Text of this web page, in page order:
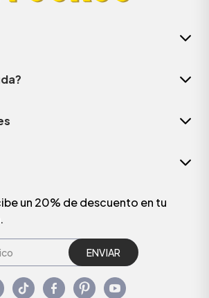
un 20% de descuento en tu
ENVIAR